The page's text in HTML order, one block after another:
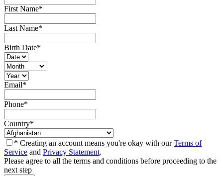
First Name*
Last Name*
Birth Date*
Email*
Phone*
Country*
* Creating an account means you're okay with ourTerms of
Service and Privacy Statement.
Please agree to all the terms and conditions before proceeding to the
next step